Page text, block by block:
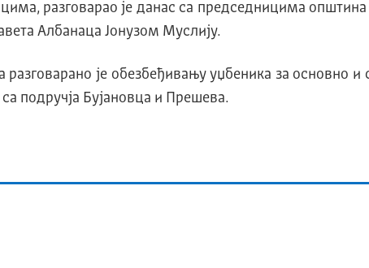
разговарао је данас са председницима
Албанаца Јонузом Муслију.
је обезбеђивању уџбеника за основно
подручја Бујановца и Прешева.